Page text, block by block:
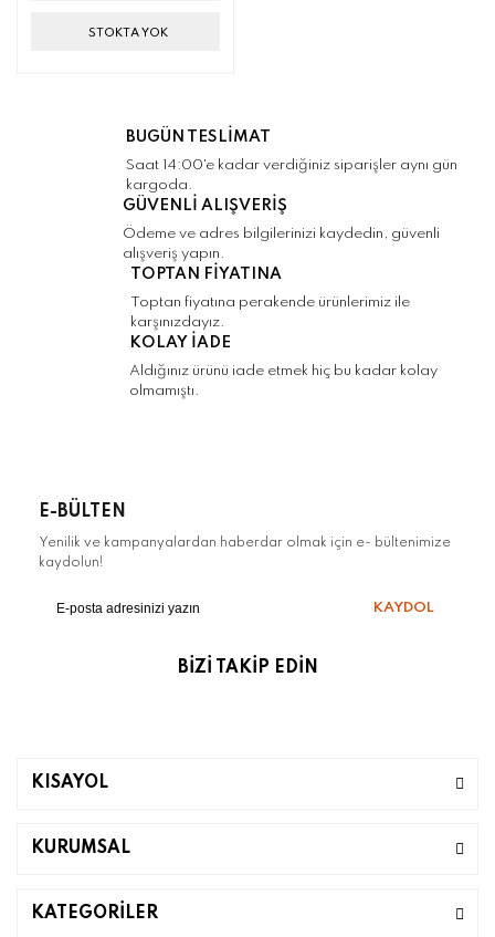
STOKTA YOK
BUGÜN TESLİMAT
Saat 14:00'e kadar verdiğiniz siparişler aynı gün
kargoda.
GÜVENLİ ALIŞVERİŞ
Ödeme ve adres bilgilerinizi kaydedin, güvenli
alışveriş yapın.
TOPTAN FİYATINA
Toptan fiyatına perakende ürünlerimiz ile
karşınızdayız.
KOLAY İADE
Aldığınız ürünü iade etmek hiç bu kadar kolay
olmamıştı.
E-BÜLTEN
Yenilik ve kampanyalardan haberdar olmak için e- bültenimize
kaydolun!
KAYDOL
BİZİ TAKİP EDİN
KISAYOL
KURUMSAL
KATEGORİLER